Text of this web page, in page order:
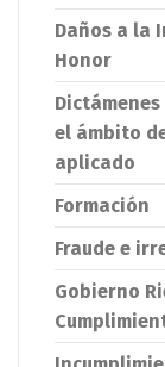
Daños a la
Honor
el ámbito
aplicado
Formación
Fraude e
Gobierno